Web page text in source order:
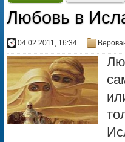
Любовь в
04.02.2011, 16:34